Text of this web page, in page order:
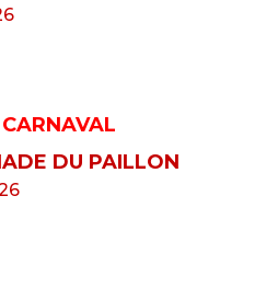
DU PAILLON